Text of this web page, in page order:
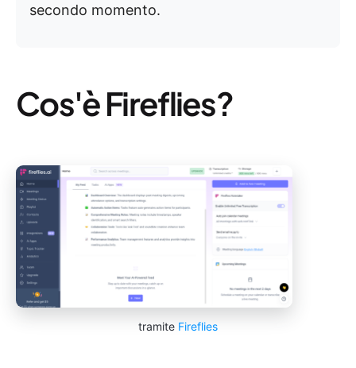
secondo momento.
Cos'è Fireflies?
tramite Fireflies